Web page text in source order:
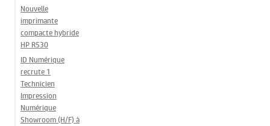
Nouvelle
imprimante
compacte hybride
HP R530
ID Numérique
recrute 1
Technicien
Impression
Numérique
Showroom (H/F) à